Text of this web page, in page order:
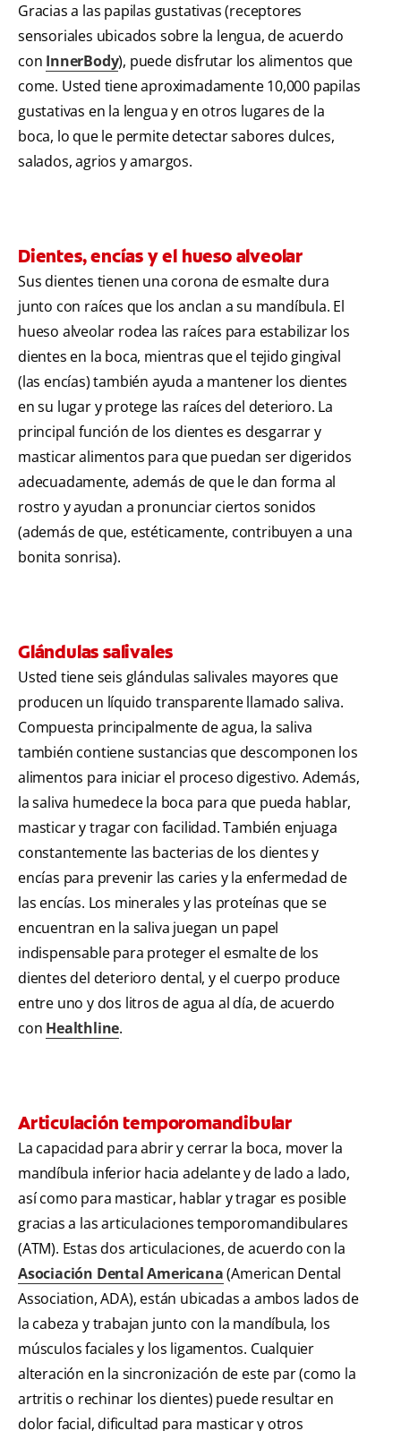
Gracias a las papilas gustativas (receptores
sensoriales ubicados sobre la lengua, de acuerdo
con InnerBody), puede disfrutar los alimentos que
come. Usted tiene aproximadamente 10,000 papilas
gustativas en la lengua y en otros lugares de la
boca, lo que le permite detectar sabores dulces,
salados, agrios y amargos.
Dientes, encías y el hueso alveolar
Sus dientes tienen una corona de esmalte dura
junto con raíces que los anclan a su mandíbula. El
hueso alveolar rodea las raíces para estabilizar los
dientes en la boca, mientras que el tejido gingival
(las encías) también ayuda a mantener los dientes
en su lugar y protege las raíces del deterioro. La
principal función de los dientes es desgarrar y
masticar alimentos para que puedan ser digeridos
adecuadamente, además de que le dan forma al
rostro y ayudan a pronunciar ciertos sonidos
(además de que, estéticamente, contribuyen a una
bonita sonrisa).
Glándulas salivales
Usted tiene seis glándulas salivales mayores que
producen un líquido transparente llamado saliva.
Compuesta principalmente de agua, la saliva
también contiene sustancias que descomponen los
alimentos para iniciar el proceso digestivo. Además,
la saliva humedece la boca para que pueda hablar,
masticar y tragar con facilidad. También enjuaga
constantemente las bacterias de los dientes y
encías para prevenir las caries y la enfermedad de
las encías. Los minerales y las proteínas que se
encuentran en la saliva juegan un papel
indispensable para proteger el esmalte de los
dientes del deterioro dental, y el cuerpo produce
entre uno y dos litros de agua al día, de acuerdo
con Healthline.
Articulación temporomandibular
La capacidad para abrir y cerrar la boca, mover la
mandíbula inferior hacia adelante y de lado a lado,
así como para masticar, hablar y tragar es posible
gracias a las articulaciones temporomandibulares
(ATM). Estas dos articulaciones, de acuerdo con la
Asociación Dental Americana(American Dental
Association, ADA), están ubicadas a ambos lados de
la cabeza y trabajan junto con la mandíbula, los
músculos faciales y los ligamentos. Cualquier
alteración en la sincronización de este par (como la
artritis o rechinar los dientes) puede resultar en
dolor facial, dificultad para masticar y otros